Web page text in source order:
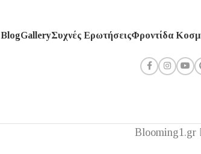
BlogGalleryΣυχνές ΕρωτήσειςΦροντίδα
Blooming1.gr